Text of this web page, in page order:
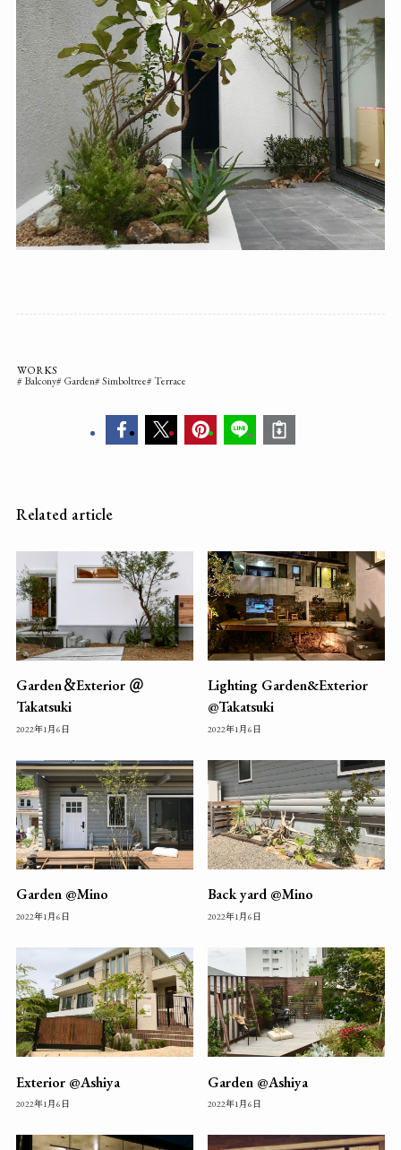
WORKS
Balcony Garden Simboltree Terrace
Related article
Garden＆Exterior ＠
Takatsuki
2022年1月6日
Lighting Garden&Exterior
@Takatsuki
2022年1月6日
Garden @Mino
2022年1月6日
Back yard @Mino
2022年1月6日
Exterior @Ashiya
2022年1月6日
Garden @Ashiya
2022年1月6日